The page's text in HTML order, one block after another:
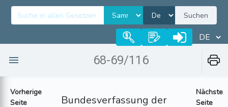
Suchen
68-69/116
Vorherige
Seite
Bundesverfassung der
Nächste
Seite